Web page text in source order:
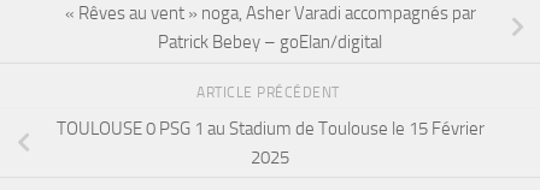
« Rêves au vent » noga, Asher Varadi accompagnés par
Patrick Bebey – goElan/digital
ARTICLE PRÉCÉDENT
TOULOUSE 0 PSG 1 au Stadium de Toulouse le 15 Février
2025